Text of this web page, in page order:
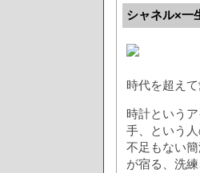
シャネル×一
時代を超え
時計という
手、という
不足もない
が宿る、洗